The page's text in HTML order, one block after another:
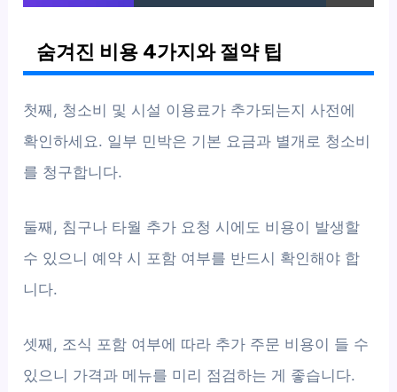
숨겨진 비용 4가지와 절약 팁
첫째, 청소비 및 시설 이용료가 추가되는지 사전에
확인하세요. 일부 민박은 기본 요금과 별개로 청소비
를 청구합니다.
둘째, 침구나 타월 추가 요청 시에도 비용이 발생할
수 있으니 예약 시 포함 여부를 반드시 확인해야 합
니다.
셋째, 조식 포함 여부에 따라 추가 주문 비용이 들 수
있으니 가격과 메뉴를 미리 점검하는 게 좋습니다.